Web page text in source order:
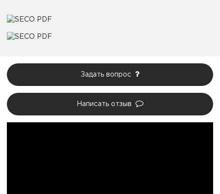
Задать вопрос
Написать отзыв